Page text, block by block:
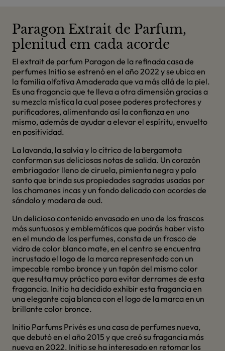
Paragon Extrait de Parfum,
plenitud em cada acorde
El extrait de parfum Paragon de la refinada casa de
perfumes Initio se estrenó en el año 2022 y se ubica en
la familia olfativa Amaderada que va más allá de la piel.
Es una fragancia que te lleva a otra dimensión gracias a
su mezcla mística la cual posee poderes protectores y
purificadores, alimentando así la confianza en uno
mismo, además de ayudar a elevar el espíritu, envuelto
en positividad.
La lavanda, la salvia y lo cítrico de la bergamota
conforman sus deliciosas notas de salida. Un corazón
embriagador lleno de ciruela, pimienta negra y palo
santo que brinda sus propiedades sagradas usadas por
los chamanes incas y un fondo delicado con acordes de
sándalo y madera de oud.
Un delicioso contenido envasado en uno de los frascos
más suntuosos y emblemáticos que podrás haber visto
en el mundo de los perfumes, consta de un frasco de
vidro de color blanco mate, en el centro se encuentra
incrustado el logo de la marca representado con un
impecable rombo bronce y un tapón del mismo color
que resulta muy práctico para evitar derrames de esta
fragancia. Initio ha decidido exhibir esta fragancia en
una elegante caja blanca con el logo de la marca en un
brillante color bronce.
Initio Parfums Privés es una casa de perfumes nueva,
que debutó en el año 2015 y que creó su fragancia más
nueva en 2022. Initio se ha interesado en retomar los